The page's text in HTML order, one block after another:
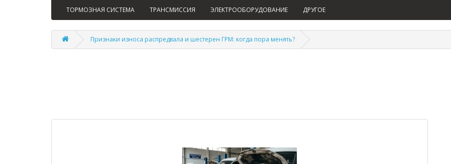
ТОРМОЗНАЯ СИСТЕМА ТРАНСМИССИЯ ЭЛЕКТРООБОРУДОВАНИЕ ДРУГОЕ
Признаки износа распредвала и шестерен ГРМ: когда пора менять?